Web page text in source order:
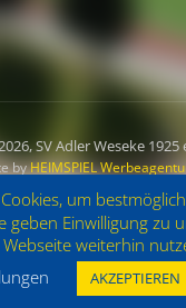
SV Adler Weseke 1925
byHEIMSPIEL
Datenschutz
um
geben Einwilligung zu
weiterhin
AKZEPTIEREN